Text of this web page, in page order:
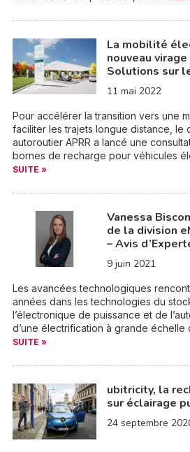
La mobilité
nouveau virage
Solutions sur
11 mai 2022
Pour accélérer la transition vers une
faciliter les trajets longue distance, le
autoroutier APRR a lancé une
bornes de recharge pour véhicules
SUITE »
Vanessa
de la division
– Avis
9 juin 2021
Les avancées technologiques
années dans les technologies du
l’électronique de puissance et de
d’une électrification à grande échelle
SUITE »
ubitricity, la
sur éclairage
24 septembre